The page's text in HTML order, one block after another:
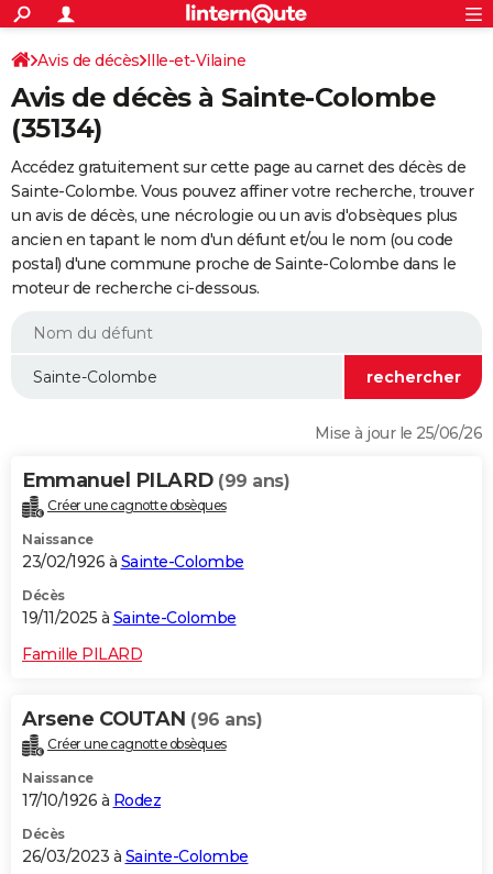
ACTUALITÉS
Politique
Société
Faits Divers
Education
Monde
Villes
+
SPORT
Coupe du monde 2026
Football
Tennis
Cyclisme
Rugby
Forum
FINANCE
Retraite
Impôts
Epargne
Immobilier
Risques naturels par ville
Banque
Assurance
Crédit
Essais
Réserver un essai
Citadines
Berlines
SUV
Forum auto
+
HIGH-TECH
Mobiles
Meilleur smartphone
Internet
Ordinateurs
Jeux vidéo
Guide high-tech
+BRICOLAGE
Forum
Aménagement intérieur
Extérieur
Cuisine
Salle de bains
Jardinage
Rangement
WEEK-END
Guides de France
Escapades
Patrimoine
Expositions
Musées
Week-end nature
LIFESTYLE
Alimentation
Guide de la santé
Maladies
Médicaments
Sommeil
VOYAGE
Destinations
City break
Voyage nature
Voyage de noces
Forum
Climat
+PHOTO
GUIDES D'ACHAT
BONS PLANS
CARTE DE VOEUX
Dictionnaire
Biographies
Citations
Expressions
Proverbes
PROGRAMME TV
COPAINS D'AVANT
S'inscrire
Se connecter
Lycées
Collèges
Primaires
Universités
Entreprises
Service militaire
Avis de recherche
AVIS DE DÉCÈS
S'inscrire
Connexion
Avis de décès Ille-et-Vilaine
Avis de décès à Sainte-Colombe
(35134)
Accédez gratuitement sur cette page au carnet des décès de
Sainte-Colombe. Vous pouvez affiner votre recherche, trouver
un avis de décès, une nécrologie ou un avis d'obsèques plus
ancien en tapant le nom d'un défunt et/ou le nom (ou code
postal) d'une commune proche de Sainte-Colombe dans le
moteur de recherche ci-dessous.
Mise à jour le 25/06/26
Emmanuel PILARD (99 ans)
Créer une cagnotte obsèques
Naissance
23/02/1926 à Sainte-Colombe
Décès
19/11/2025 à Sainte-Colombe
Famille PILARD
Arsene COUTAN (96 ans)
Créer une cagnotte obsèques
Naissance
17/10/1926 à Rodez
Décès
26/03/2023 à Sainte-Colombe